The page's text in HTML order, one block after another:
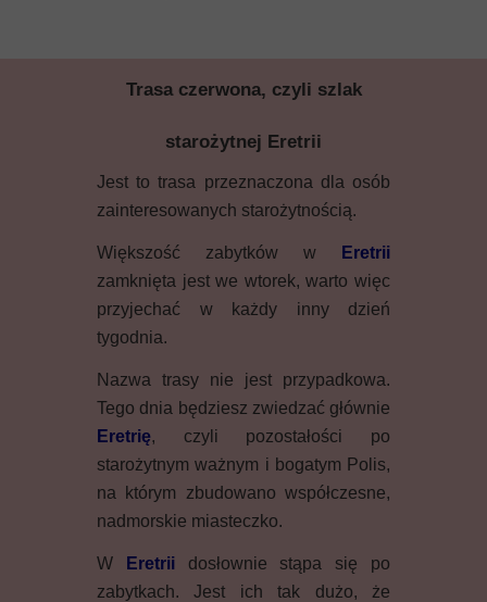
Trasa czerwona, czyli szlak
starożytnej Eretrii
Jest to trasa przeznaczona dla osób
zainteresowanych starożytnością.
Większość zabytków w
Eretrii
zamknięta jest we wtorek, warto więc
przyjechać w każdy inny dzień
tygodnia.
Nazwa trasy nie jest przypadkowa.
Tego dnia będziesz zwiedzać głównie
Eretrię, czyli pozostałości po
starożytnym ważnym i bogatym Polis,
na którym zbudowano współczesne,
nadmorskie miasteczko.
W Eretriidosłownie stąpa się po
zabytkach. Jest ich tak dużo, że